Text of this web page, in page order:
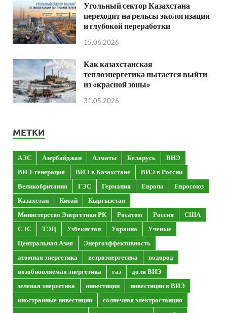
Угольный сектор Казахстана
переходит на рельсы экологизации
и глубокой переработки
15.06.2026
Как казахстанская
теплоэнергетика пытается выйти
из «красной зоны»
31.05.2026
МЕТКИ
АЭС Азербайджан Алматы Беларусь
ВИЭ
ВИЭ-генерация
ВИЭ в Казахстане
ВИЭ в России
Великобритания
ГЭС Германия Европа
Евросоюз
Казахстан
Китай
Кыргызстан
Министерство Энергетики РК
Росатом Россия
США
СЭС
ТЭЦ Узбекистан Украина
Ученые
Центральная Азия
Энергоэффективность
атомная энергетика
ветроэнергетика
водород
возобновляемая энергетика
газ
доля ВИЭ
зеленая энергетика
инвестиции
инвестиции в ВИЭ
иностранные инвестиции
солнечная электростанция